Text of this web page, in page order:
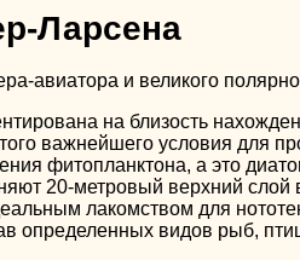
Ларсена
авиатора и великого
на близость
важнейшего условия для
фитопланктона, а это
20-метровый верхний
лакомством для
определенных видов рыб,